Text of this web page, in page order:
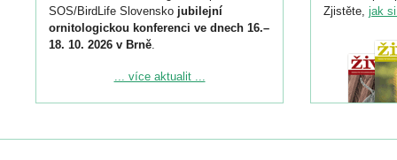
SOS/BirdLife Slovensko jubilejní
ornitologickou konferenci ve dnech 16.–
18. 10. 2026 v Brně.
Podrobnější informace ke konferenci
Registrovat se můžete do 6. září.
... více aktualit ...
Zjistěte, jak